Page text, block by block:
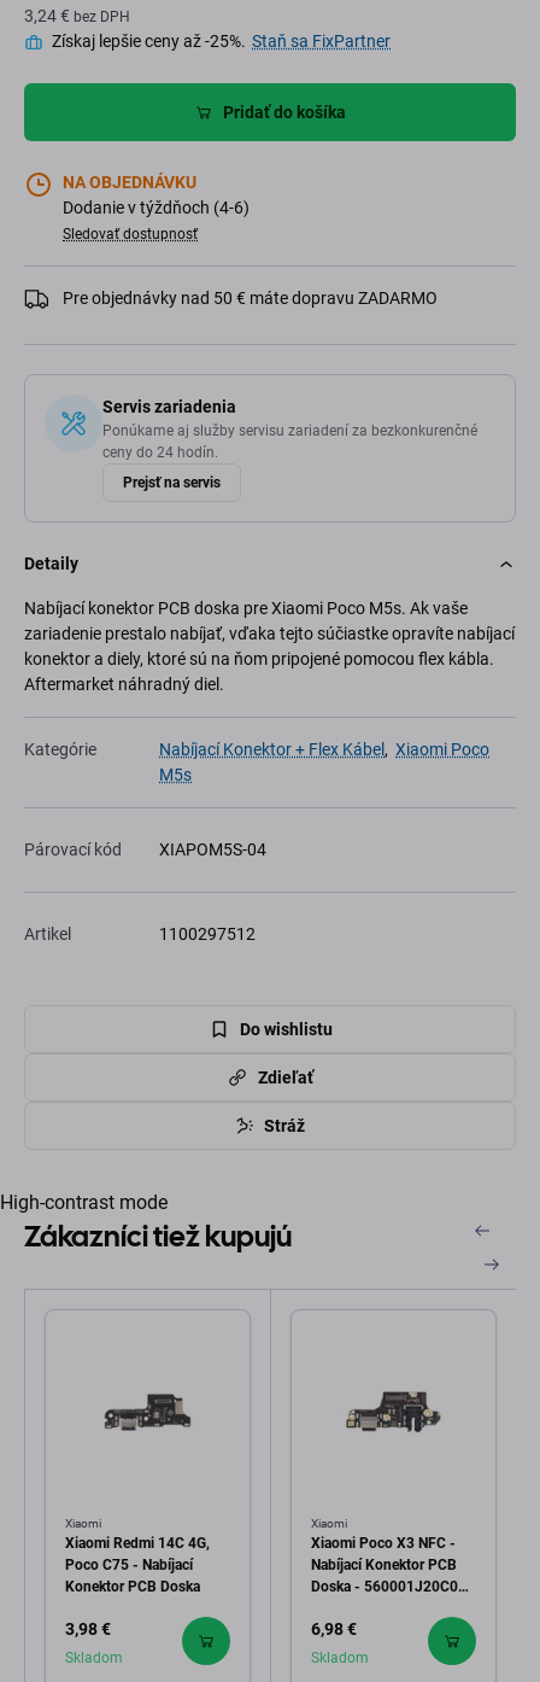
3,24 € bez DPH
Získaj lepšie ceny až -25%. Staň sa FixPartner
Pridať do košíka
NA OBJEDNÁVKU
Dodanie v týždňoch (4-6)
Sledovať dostupnosť
Pre objednávky nad 50 € máte dopravu ZADARMO
Servis zariadenia
Ponúkame aj služby servisu zariadení za bezkonkurenčné
ceny do 24 hodín.
Prejsť na servis
Detaily
Nabíjací konektor PCB doska pre Xiaomi Poco M5s. Ak vaše
zariadenie prestalo nabíjať, vďaka tejto súčiastke opravíte nabíjací
konektor a diely, ktoré sú na ňom pripojené pomocou flex kábla.
Aftermarket náhradný diel.
Kategórie Nabíjací Konektor + Flex Kábel , Xiaomi Poco
M5s
Párovací kód XIAPOM5S-04
Artikel 1100297512
Do wishlistu
Zdieľať
Stráž
High-contrast mode
Zákazníci tiež kupujú
Xiaomi
Xiaomi Redmi 14C 4G,
Poco C75 - Nabíjací
Konektor PCB Doska
3,98 €
Skladom
Xiaomi
Xiaomi Poco X3 NFC -
Nabíjací Konektor PCB
Doska - 560001J20C00
6,98 €
Skladom